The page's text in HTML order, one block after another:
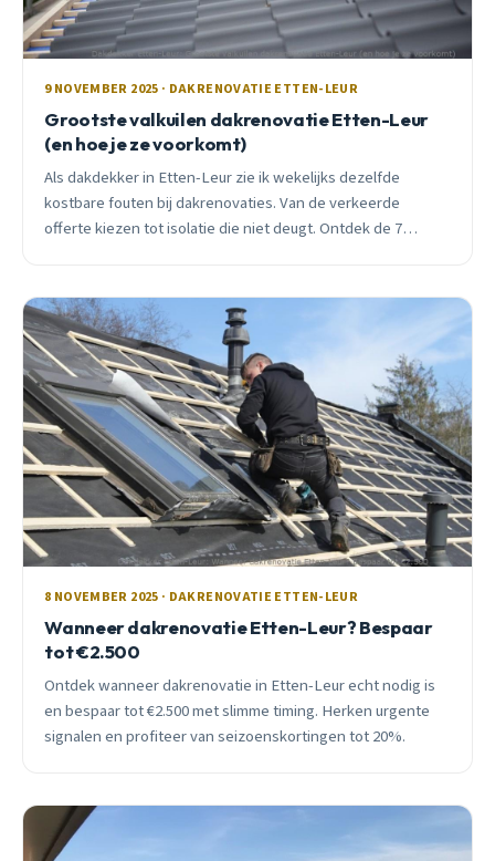
9 NOVEMBER 2025 · DAKRENOVATIE ETTEN-LEUR
Grootste valkuilen dakrenovatie Etten-Leur
(en hoe je ze voorkomt)
Als dakdekker in Etten-Leur zie ik wekelijks dezelfde
kostbare fouten bij dakrenovaties. Van de verkeerde
offerte kiezen tot isolatie die niet deugt. Ontdek de 7
8 NOVEMBER 2025 · DAKRENOVATIE ETTEN-LEUR
Wanneer dakrenovatie Etten-Leur? Bespaar
tot €2.500
Ontdek wanneer dakrenovatie in Etten-Leur echt nodig is
en bespaar tot €2.500 met slimme timing. Herken urgente
signalen en profiteer van seizoenskortingen tot 20%.